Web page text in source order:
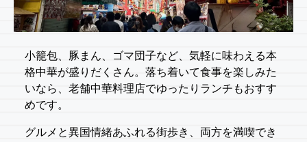
小籠包、豚まん、ゴマ団子など、気軽に味わえる本
格中華が盛りだくさん。落ち着いて食事を楽しみた
いなら、老舗中華料理店でゆったりランチもおすす
めです。
グルメと異国情緒あふれる街歩き、両方を満喫でき